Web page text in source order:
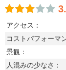
アクセス：
コストパフォーマ
景観：
人混みの少なさ：